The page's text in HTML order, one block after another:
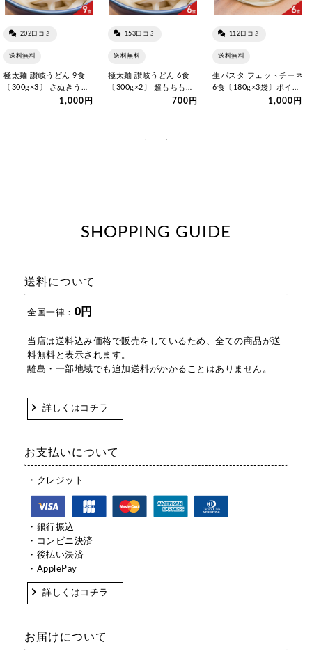
202口コミ
送料無料
極太麺 讃岐うどん 9食
〔300g×3〕 さぬきうど
ん 香川県 送料無料 ポ…
1,000円
153口コミ
送料無料
極太麺 讃岐うどん 6食
〔300g×2〕 超もちもち
さぬきうどん 香川県 送
700円
112口コミ
送料無料
生パスタ フェットチーネ
6食〔180g×3袋〕ポイン
ト消化 お試し ポスト…
1,000円
SHOPPING GUIDE
送料について
全国一律： 0円
当店は送料込み価格で販売をしているため、全ての商品が送
料無料と表示されます。
離島・一部地域でも追加送料がかかることはありません。
詳しくはコチラ
お支払いについて
・クレジット
・銀行振込
・コンビニ決済
・後払い決済
・ApplePay
詳しくはコチラ
お届けについて